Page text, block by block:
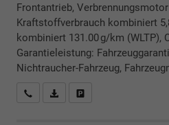
Frontantrieb, Verbrennungsmotor
Kraftstoffverbrauch kombiniert
kombiniert 131.00 g/km (WLTP),
Garantieleistung:
Nichtraucher-Fahrzeug,
Rückrufbitte absenden
PDF-Datei, Fahrzeugexposé